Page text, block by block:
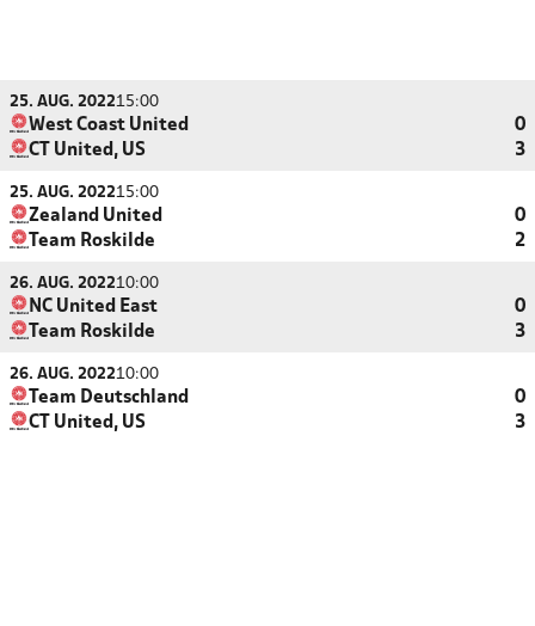
25. AUG. 202215:00
West Coast United
0
CT United, US
3
25. AUG. 202215:00
Zealand United
0
Team Roskilde
2
26. AUG. 202210:00
NC United East
0
Team Roskilde
3
26. AUG. 202210:00
Team Deutschland
0
CT United, US
3